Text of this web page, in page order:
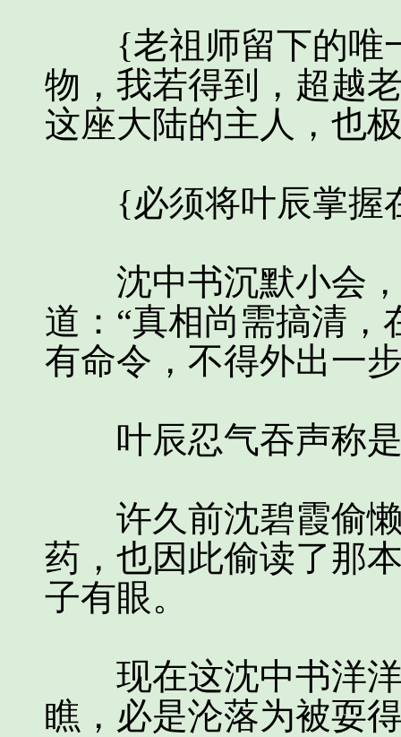
{老祖师留下的唯
物，我若得到，超越
这座大陆的主人，也
{必须将叶辰掌握
沈中书沉默小会，
道：“真相尚需搞清
有命令，不得外出一
叶辰忍气吞声称
许久前沈碧霞偷懒
药，也因此偷读了那
子有眼。
现在这沈中书洋洋
瞧，必是沦落为被耍